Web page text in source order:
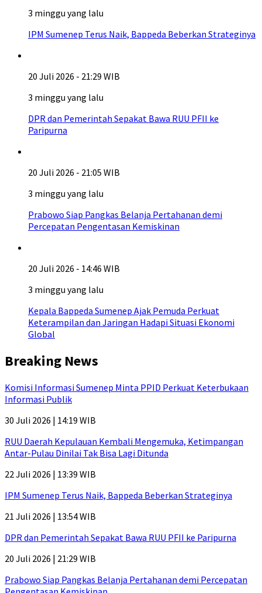
3 minggu yang lalu
IPM Sumenep Terus Naik, Bappeda Beberkan Strateginya
20 Juli 2026 - 21:29 WIB
3 minggu yang lalu
DPR dan Pemerintah Sepakat Bawa RUU PFII ke
Paripurna
20 Juli 2026 - 21:05 WIB
3 minggu yang lalu
Prabowo Siap Pangkas Belanja Pertahanan demi
Percepatan Pengentasan Kemiskinan
20 Juli 2026 - 14:46 WIB
3 minggu yang lalu
Kepala Bappeda Sumenep Ajak Pemuda Perkuat
Keterampilan dan Jaringan Hadapi Situasi Ekonomi
Global
Breaking News
Komisi Informasi Sumenep Minta PPID Perkuat Keterbukaan
Informasi Publik
30 Juli 2026 | 14:19 WIB
RUU Daerah Kepulauan Kembali Mengemuka, Ketimpangan
Antar-Pulau Dinilai Tak Bisa Lagi Ditunda
22 Juli 2026 | 13:39 WIB
IPM Sumenep Terus Naik, Bappeda Beberkan Strateginya
21 Juli 2026 | 13:54 WIB
DPR dan Pemerintah Sepakat Bawa RUU PFII ke Paripurna
20 Juli 2026 | 21:29 WIB
Prabowo Siap Pangkas Belanja Pertahanan demi Percepatan